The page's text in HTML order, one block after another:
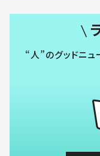
“人”のグッドニュ